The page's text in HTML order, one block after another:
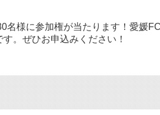
名様に参加権が当たります！愛媛
。ぜひお申込みください！